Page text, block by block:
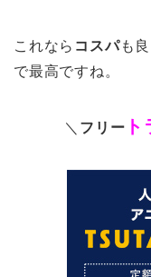
これなら コスパも
で最高ですね。
＼ フリー